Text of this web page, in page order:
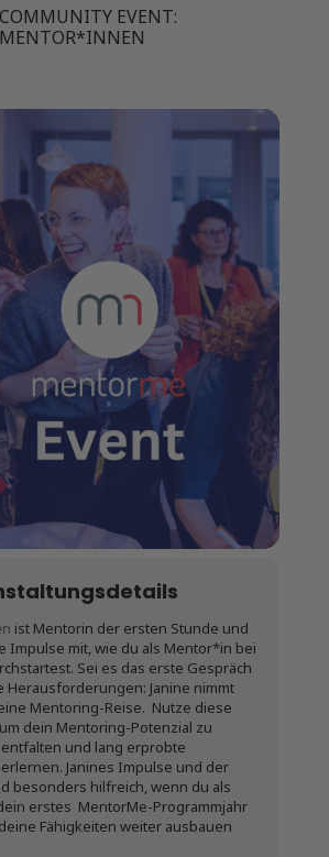
COMMUNITY EVENT:
MENTOR*INNEN
ist Mentorin der ersten Stunde und
Impulse mit, wie du als Mentor*in bei
Sei es das erste Gespräch
Herausforderungen: Janine nimmt
Mentoring-Reise. Nutze diese
dein Mentoring-Potenzial zu
und lang erprobte
Janines Impulse und der
besonders hilfreich, wenn du als
erstes MentorMe-Programmjahr
Fähigkeiten weiter ausbauen